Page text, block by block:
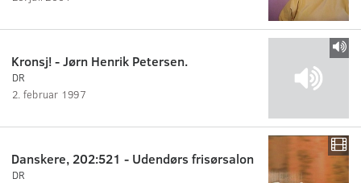
Kronsj! - Jørn Henrik Petersen.
DR
2. februar 1997
Danskere, 202:521 - Udendørs frisørsalon
DR